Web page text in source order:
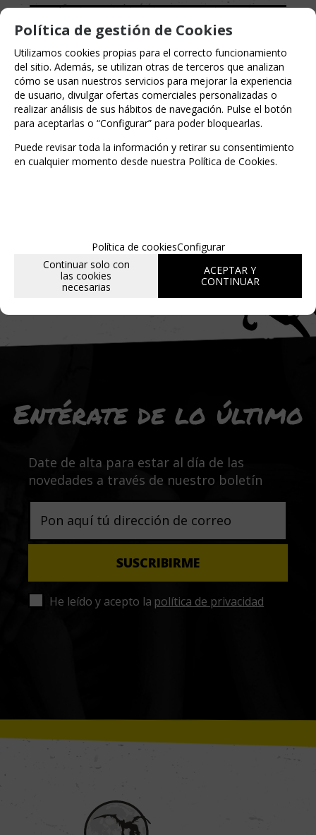
6€
21.00%IVA incluido
MARCA
Entérate de lo último
Date de alta para estar al día de las
novedades a través de nuestro boletín
He leído y acepto la política de privacidad
Política de gestión de Cookies
Utilizamos cookies propias para el correcto funcionamiento
del sitio. Además, se utilizan otras de terceros que analizan
cómo se usan nuestros servicios para mejorar la experiencia
de usuario, divulgar ofertas comerciales personalizadas o
realizar análisis de sus hábitos de navegación. Pulse el botón
para aceptarlas o “Configurar” para poder bloquearlas.
Puede revisar toda la información y retirar su consentimiento
en cualquier momento desde nuestra Política de Cookies.
Política de cookiesConfigurar
Continuar solo con
las cookies
necesarias
ACEPTAR Y
CONTINUAR